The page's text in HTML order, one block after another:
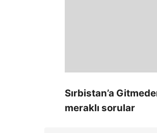
Sırbistan’a
meraklı sorular